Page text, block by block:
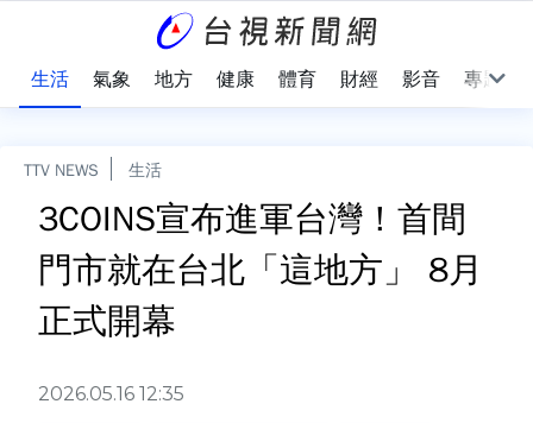
生活 氣象 地方 健康 體育 財經 影音 專題
TTV NEWS 生活
3COINS宣布進軍台灣！首間
門市就在台北「這地方」 8月
正式開幕
2026.05.16 12:35